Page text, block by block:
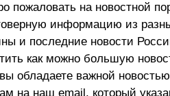
пожаловать на новостной
информацию из
и последние новости
как можно большую
обладаете важной
на наш email, который